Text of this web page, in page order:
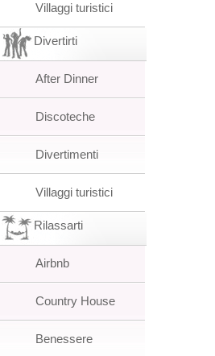
Villaggi turistici
Divertirti
After Dinner
Discoteche
Divertimenti
Villaggi turistici
Rilassarti
Airbnb
Country House
Benessere